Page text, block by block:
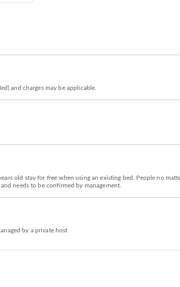
and charges may be applicable.
old stay for free when using an existing bed. People no
needs to be confirmed by management.
by a private host